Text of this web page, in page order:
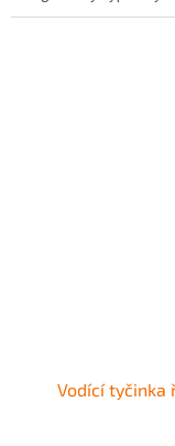
Vodící tyčinka